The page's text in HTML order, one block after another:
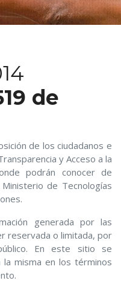
de
de los ciudadanos e
y Acceso a la
podrán conocer de
de Tecnologías
generada por las
reservada o limitada, por
En este sitio se
misma en los términos